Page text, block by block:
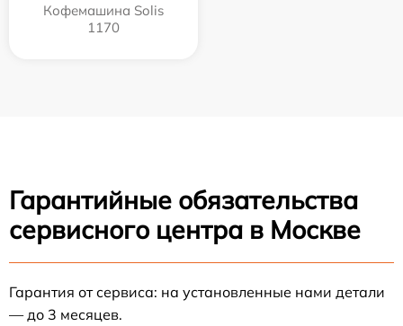
Кофемашина Solis
1170
Гарантийные обязательства
сервисного центра в Москве
Гарантия от сервиса: на установленные нами детали
— до 3 месяцев.